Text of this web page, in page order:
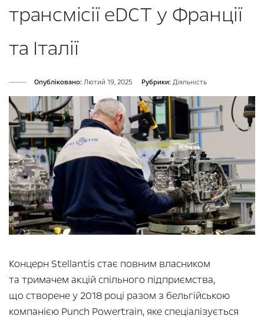
трансмісії eDCT у Франції
та Італії
Опубліковано: Лютий 19, 2025 Рубрики: Діяльність
Концерн Stellantis стає повним власником
та тримачем акцій спільного підприємства,
що створене у 2018 році разом з бельгійською
компанією Punch Powertrain, яке спеціалізується